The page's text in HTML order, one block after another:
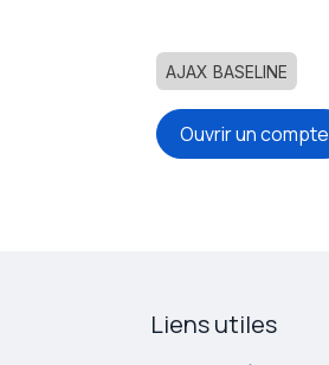
AJAX BASELINE
Ouvrir un compte
Liens utiles